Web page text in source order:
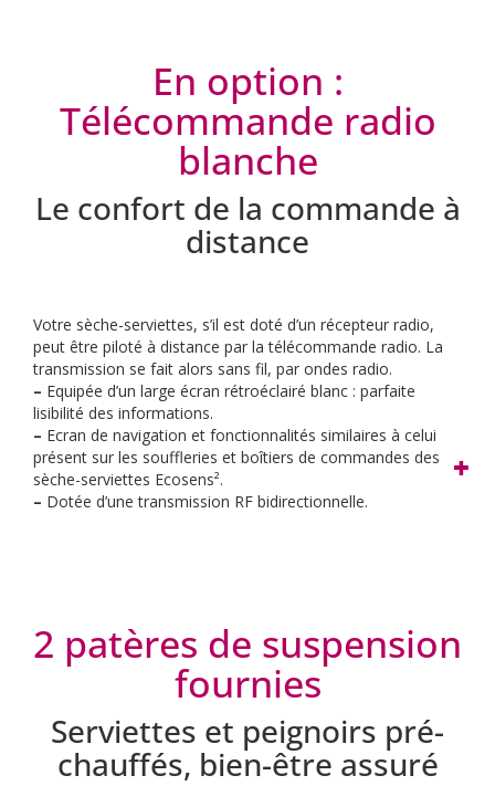
En option :
Télécommande radio
blanche
Le confort de la commande à
distance
Votre sèche-serviettes, s’il est doté d’un récepteur radio,
peut être piloté à distance par la télécommande radio. La
transmission se fait alors sans fil, par ondes radio.
– Equipée d’un large écran rétroéclairé blanc : parfaite
lisibilité des informations.
– Ecran de navigation et fonctionnalités similaires à celui
présent sur les souffleries et boîtiers de commandes des
sèche-serviettes Ecosens².
– Dotée d’une transmission RF bidirectionnelle.
2 patères de suspension
fournies
Serviettes et peignoirs pré-
chauffés, bien-être assuré